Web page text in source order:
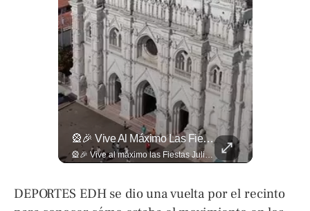
🎡🎉 Vive Al Máximo Las Fiestas Julias En Santa Ana: Tradición, Gastronomía, Juegos Mecánicos Y Un Ambiente Lleno De Color Convierten A La Ciudad Heroica...
🎡🎉 Vive al máximo las Fiestas Julias en Santa Ana: Tradición, gastronomía, juegos mecánicos y un ambiente lleno de color convierten a la Ciudad Heroica en el destino ideal para disfrutar en familia. Más detalles en ➡️ eldiariodehoy.com #ArteYCultura #fiestasjulias
DEPORTES EDH se dio una vuelta por el recinto